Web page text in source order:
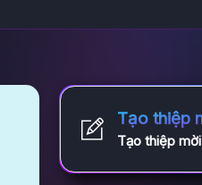
Tạo thiệp
Tạo thiệp